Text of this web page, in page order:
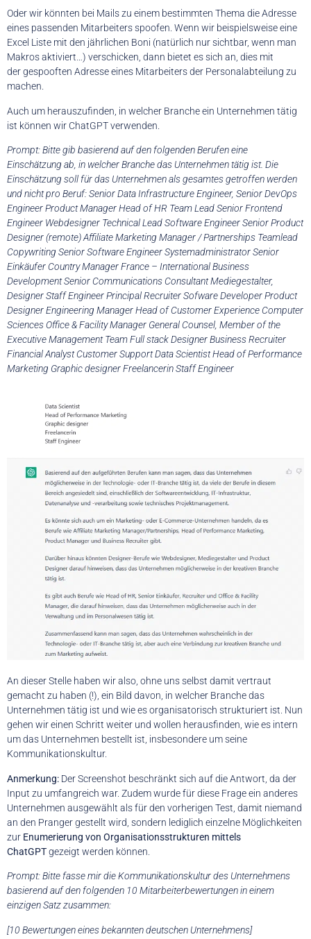
Oder wir könnten bei Mails zu einem bestimmten Thema die Adresse
eines passenden Mitarbeiters spoofen. Wenn wir beispielsweise eine
Excel Liste mit den jährlichen Boni (natürlich nur sichtbar, wenn man
Makros aktiviert…) verschicken, dann bietet es sich an, dies mit
der gespooften Adresse eines Mitarbeiters der Personalabteilung zu
machen.
Auch um herauszufinden, in welcher Branche ein Unternehmen tätig
ist können wir ChatGPT verwenden.
Prompt: Bitte gib basierend auf den folgenden Berufen eine
Einschätzung ab, in welcher Branche das Unternehmen tätig ist. Die
Einschätzung soll für das Unternehmen als gesamtes getroffen werden
und nicht pro Beruf: Senior Data Infrastructure Engineer, Senior DevOps
Engineer Product Manager Head of HR Team Lead Senior Frontend
Engineer Webdesigner Technical Lead Software Engineer Senior Product
Designer (remote) Affiliate Marketing Manager / Partnerships Teamlead
Copywriting Senior Software Engineer Systemadministrator Senior
Einkäufer Country Manager France – International Business
Development Senior Communications Consultant Mediegestalter,
Designer Staff Engineer Principal Recruiter Sofware Developer Product
Designer Engineering Manager Head of Customer Experience Computer
Sciences Office & Facility Manager General Counsel, Member of the
Executive Management Team Full stack Designer Business Recruiter
Financial Analyst Customer Support Data Scientist Head of Performance
Marketing Graphic designer Freelancerin Staff Engineer
An dieser Stelle haben wir also, ohne uns selbst damit vertraut
gemacht zu haben (!), ein Bild davon, in welcher Branche das
Unternehmen tätig ist und wie es organisatorisch strukturiert ist. Nun
gehen wir einen Schritt weiter und wollen herausfinden, wie es intern
um das Unternehmen bestellt ist, insbesondere um seine
Kommunikationskultur.
Anmerkung: Der Screenshot beschränkt sich auf die Antwort, da der
Input zu umfangreich war. Zudem wurde für diese Frage ein anderes
Unternehmen ausgewählt als für den vorherigen Test, damit niemand
an den Pranger gestellt wird, sondern lediglich einzelne Möglichkeiten
zur Enumerierung von Organisationsstrukturen mittels
ChatGPTgezeigt werden können.
Prompt: Bitte fasse mir die Kommunikationskultur des Unternehmens
basierend auf den folgenden 10 Mitarbeiterbewertungen in einem
einzigen Satz zusammen:
[10 Bewertungen eines bekannten deutschen Unternehmens]